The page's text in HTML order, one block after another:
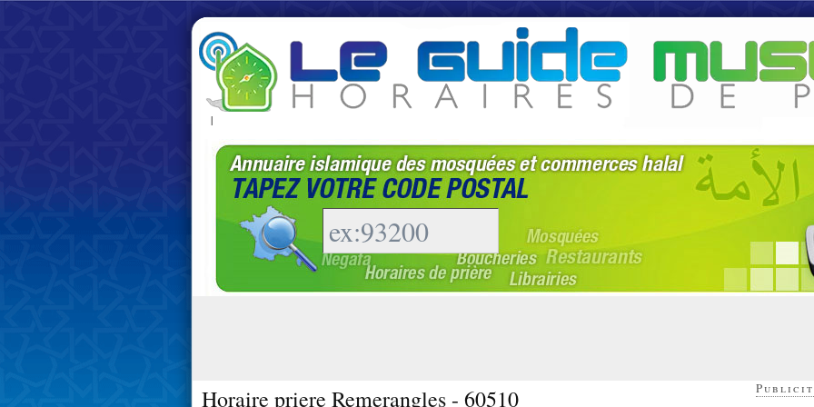
|
Horaire priere Remerangles - 60510